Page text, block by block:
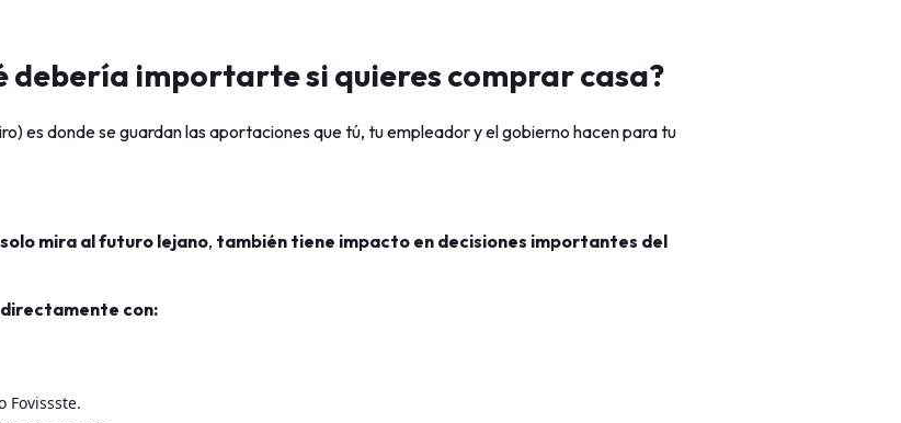
debería importarte si quieres comprar casa?
es donde se guardan las aportaciones que tú, tu empleador y el gobierno hacen para tu
mira al futuro lejano, también tiene impacto en decisiones importantes del
con:
Fovissste.